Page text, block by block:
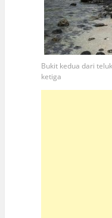
Bukit kedua dari
ketiga